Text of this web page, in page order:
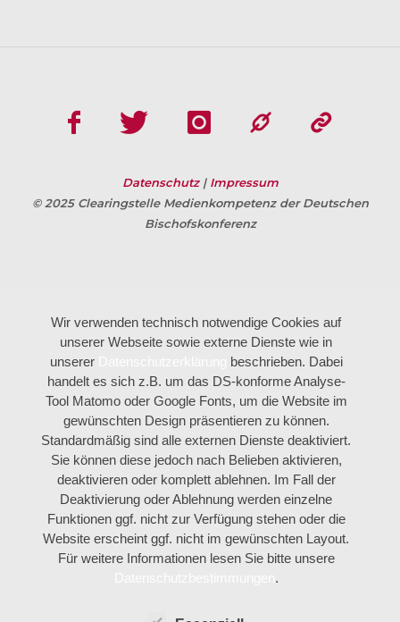
Datenschutz | Impressum
© 2025 Clearingstelle Medienkompetenz der Deutschen
Bischofskonferenz
Wir verwenden technisch notwendige Cookies auf
unserer Webseite sowie externe Dienste wie in
unserer
beschrieben. Dabei
handelt es sich z.B. um das DS-konforme Analyse-
Tool Matomo oder Google Fonts, um die Website im
gewünschten Design präsentieren zu können.
Standardmäßig sind alle externen Dienste deaktiviert.
Sie können diese jedoch nach Belieben aktivieren,
deaktivieren oder komplett ablehnen. Im Fall der
Deaktivierung oder Ablehnung werden einzelne
Funktionen ggf. nicht zur Verfügung stehen oder die
Website erscheint ggf. nicht im gewünschten Layout.
Für weitere Informationen lesen Sie bitte unsere
.